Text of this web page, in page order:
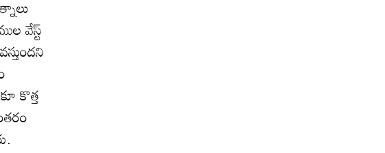
వేస్ట్‌
కొత్త